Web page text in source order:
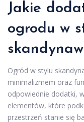
Jakie
ogrodu w
Ogród w stylu
minimalizmem oraz
odpowiednie dodatki,
elementów, które
przestrzeń stanie się